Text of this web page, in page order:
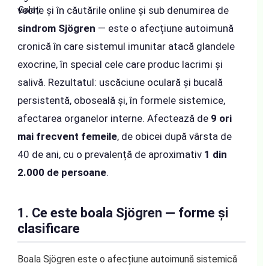
veche și în căutările online și sub denumirea de
sindrom Sjögren — este o afecțiune autoimună
cronică în care sistemul imunitar atacă glandele
exocrine, în special cele care produc lacrimi și
salivă. Rezultatul: uscăciune oculară și bucală
persistentă, oboseală și, în formele sistemice,
afectarea organelor interne. Afectează de 9 ori
mai frecvent femeile, de obicei după vârsta de
40 de ani, cu o prevalență de aproximativ 1 din
2.000 de persoane.
1. Ce este boala Sjögren — forme și
clasificare
Boala Sjögren este o afecțiune autoimună sistemică